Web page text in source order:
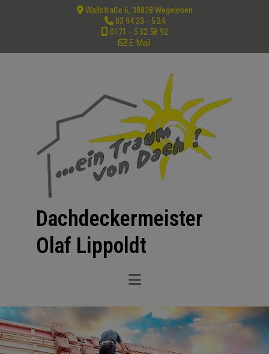
Wallstraße 6, 38828 Wegeleben
03 94 23 - 5 24
0171 - 5 32 58 92
E-Mail
Dachdeckermeister
Olaf Lippoldt